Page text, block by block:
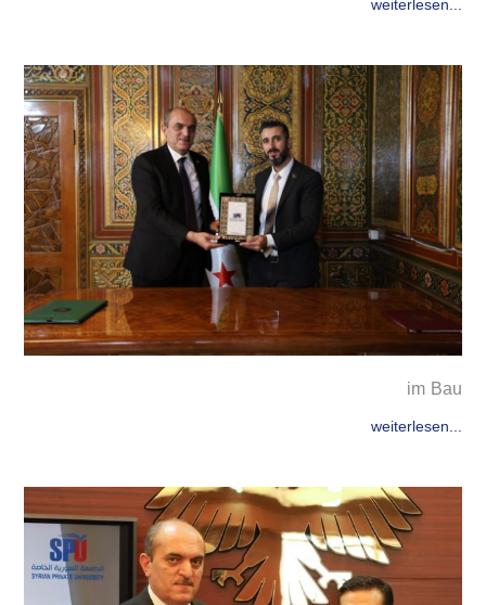
im Bau
weiterlesen...